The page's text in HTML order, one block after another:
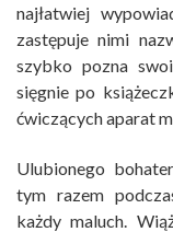
najłatwiej
zastępuje nimi
szybko pozna
sięgnie po
ćwiczących aparat
Ulubionego
tym razem
każdy maluch.